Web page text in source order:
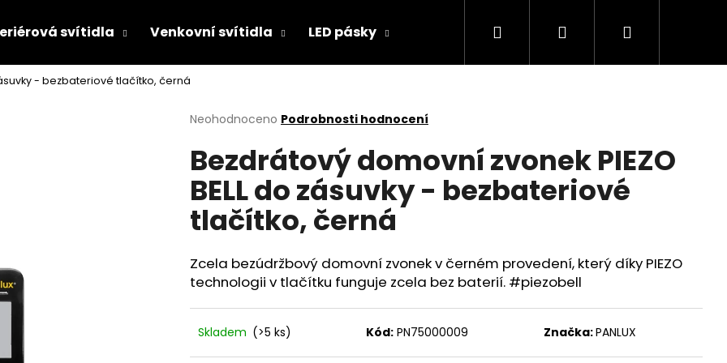
svítidla Venkovní svítidla LED pásky Hledat PřihlášeníNákupní
- bezbateriové tlačítko, černá
Průměrné
produktu
je
0,0
5
hvězdiček.
Neohodnoceno Podrobnosti hodnocení
Bezdrátový domovní zvonek PIEZO
BELL do zásuvky - bezbateriové
tlačítko, černá
Zcela bezúdržbový domovní zvonek v černém provedení, který díky PIEZO
technologii v tlačítku funguje zcela bez baterií. #piezobell
Skladem (>5 ks) Kód: PN75000009 Značka:PANLUX
Co potřebujete najít?
HLEDAT
CONTROLLER CLICK SWITCH 230V